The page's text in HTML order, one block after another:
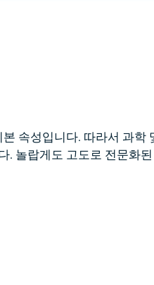
속성입니다. 따라서 과학
. 놀랍게도 고도로 전문화